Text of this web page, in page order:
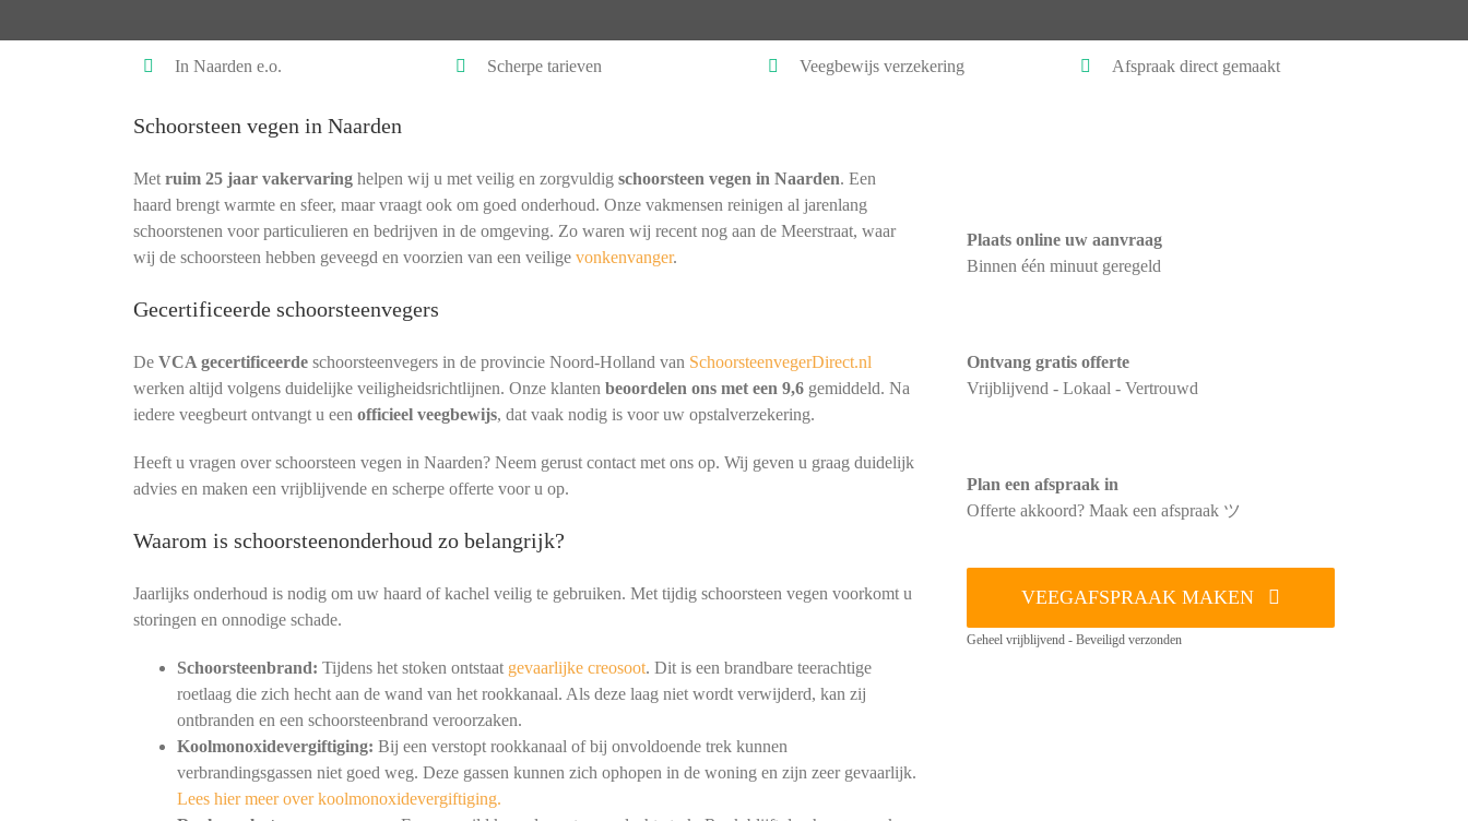
In Naarden e.o. Scherpe tarieven Veegbewijs verzekering Afspraak direct gemaakt
Schoorsteen vegen in Naarden
Met ruim 25 jaar vakervaringhelpen wij u met veilig en zorgvuldig schoorsteen vegen in Naarden. Een
haard brengt warmte en sfeer, maar vraagt ook om goed onderhoud. Onze vakmensen reinigen al jarenlang
schoorstenen voor particulieren en bedrijven in de omgeving. Zo waren wij recent nog aan de Meerstraat, waar
wij de schoorsteen hebben geveegd en voorzien van een veilige vonkenvanger.
Gecertificeerde schoorsteenvegers
De VCA gecertificeerdeschoorsteenvegers in de provincie Noord-Holland van SchoorsteenvegerDirect.nl
werken altijd volgens duidelijke veiligheidsrichtlijnen. Onze klanten beoordelen ons met een 9,6gemiddeld. Na
iedere veegbeurt ontvangt u een officieel veegbewijs, dat vaak nodig is voor uw opstalverzekering.
Heeft u vragen over schoorsteen vegen in Naarden? Neem gerust contact met ons op. Wij geven u graag duidelijk
advies en maken een vrijblijvende en scherpe offerte voor u op.
Waarom is schoorsteenonderhoud zo belangrijk?
Jaarlijks onderhoud is nodig om uw haard of kachel veilig te gebruiken. Met tijdig schoorsteen vegen voorkomt u
storingen en onnodige schade.
Schoorsteenbrand: Tijdens het stoken ontstaat gevaarlijke creosoot. Dit is een brandbare teerachtige
roetlaag die zich hecht aan de wand van het rookkanaal. Als deze laag niet wordt verwijderd, kan zij
ontbranden en een schoorsteenbrand veroorzaken.
Koolmonoxidevergiftiging: Bij een verstopt rookkanaal of bij onvoldoende trek kunnen
verbrandingsgassen niet goed weg. Deze gassen kunnen zich ophopen in de woning en zijn zeer gevaarlijk.
Lees hier meer over koolmonoxidevergiftiging.
Plaats online uw aanvraag
Binnen één minuut geregeld
Ontvang gratis offerte
Vrijblijvend - Lokaal - Vertrouwd
Plan een afspraak in
Offerte akkoord? Maak een afspraak ツ
VEEGAFSPRAAK MAKEN
Geheel vrijblijvend - Beveiligd verzonden